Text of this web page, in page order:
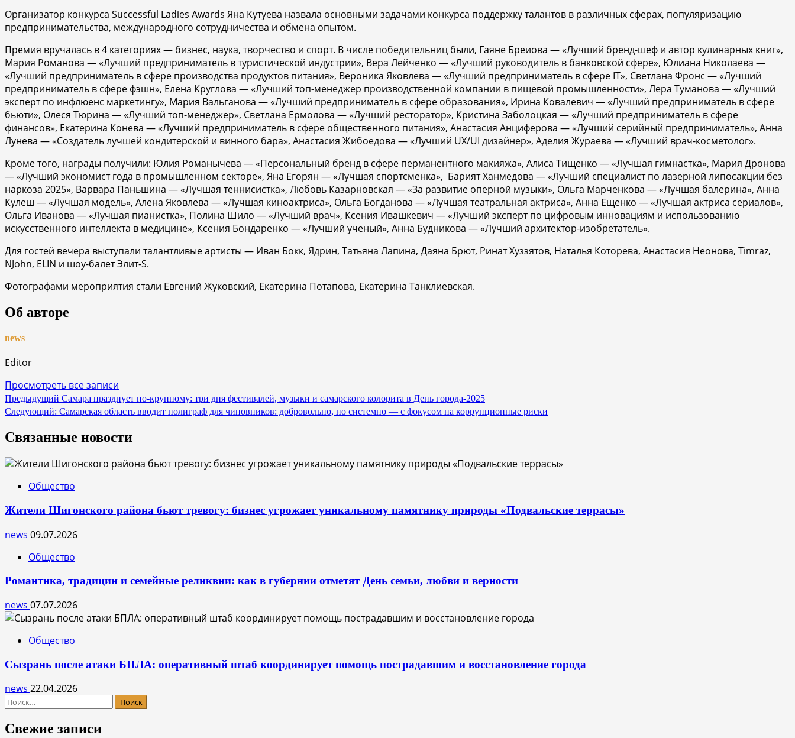
Организатор конкурса Successful Ladies Awards Яна Кутуева назвала основными задачами конкурса поддержку талантов в различных сферах, популяризацию
предпринимательства, международного сотрудничества и обмена опытом.
Премия вручалась в 4 категориях — бизнес, наука, творчество и спорт. В числе победительниц были, Гаяне Бреиова — «Лучший бренд-шеф и автор кулинарных книг»,
Мария Романова — «Лучший предприниматель в туристической индустрии», Вера Лейченко — «Лучший руководитель в банковской сфере», Юлиана Николаева —
«Лучший предприниматель в сфере производства продуктов питания», Вероника Яковлева — «Лучший предприниматель в сфере IT», Светлана Фронс — «Лучший
предприниматель в сфере фэшн», Елена Круглова — «Лучший топ-менеджер производственной компании в пищевой промышленности», Лера Туманова — «Лучший
эксперт по инфлюенс маркетингу», Мария Вальганова — «Лучший предприниматель в сфере образования», Ирина Ковалевич — «Лучший предприниматель в сфере
бьюти», Олеся Тюрина — «Лучший топ-менеджер», Светлана Ермолова — «Лучший ресторатор», Кристина Заболоцкая — «Лучший предприниматель в сфере
финансов», Екатерина Конева — «Лучший предприниматель в сфере общественного питания», Анастасия Анциферова — «Лучший серийный предприниматель», Анна
Лунева — «Создатель лучшей кондитерской и винного бара», Анастасия Жибоедова — «Лучший UX/UI дизайнер», Аделия Жураева — «Лучший врач-косметолог».
Кроме того, награды получили: Юлия Романычева — «Персональный бренд в сфере перманентного макияжа», Алиса Тищенко — «Лучшая гимнастка», Мария Дронова
— «Лучший экономист года в промышленном секторе», Яна Егорян — «Лучшая спортсменка», Барият Ханмедова — «Лучший специалист по лазерной липосакции без
наркоза 2025», Варвара Паньшина — «Лучшая теннисистка», Любовь Казарновская — «За развитие оперной музыки», Ольга Марченкова — «Лучшая балерина», Анна
Кулеш — «Лучшая модель», Алена Яковлева — «Лучшая киноактриса», Ольга Богданова — «Лучшая театральная актриса», Анна Ещенко — «Лучшая актриса сериалов»,
Ольга Иванова — «Лучшая пианистка», Полина Шило — «Лучший врач», Ксения Ивашкевич — «Лучший эксперт по цифровым инновациям и использованию
искусственного интеллекта в медицине», Ксения Бондаренко — «Лучший ученый», Анна Будникова — «Лучший архитектор-изобретатель».
Для гостей вечера выступали талантливые артисты — Иван Бокк, Ядрин, Татьяна Лапина, Даяна Брют, Ринат Хуззятов, Наталья Которева, Анастасия Неонова, Timraz,
NJohn, ELIN и шоу-балет Элит-S.
Фотографами мероприятия стали Евгений Жуковский, Екатерина Потапова, Екатерина Танклиевская.
Об авторе
news
Editor
Просмотреть все записи
Навигация
по
записям
Предыдущий Самара празднует по-крупному: три дня фестивалей, музыки и самарского колорита в День города-2025
Следующий: Самарская область вводит полиграф для чиновников: добровольно, но системно — с фокусом на коррупционные риски
Связанные новости
Общество
Жители Шигонского района бьют тревогу: бизнес угрожает уникальному памятнику природы «Подвальские террасы»
news 09.07.2026
Общество
Романтика, традиции и семейные реликвии: как в губернии отметят День семьи, любви и верности
news 07.07.2026
Общество
Сызрань после атаки БПЛА: оперативный штаб координирует помощь пострадавшим и восстановление города
news 22.04.2026
Найти:
Свежие записи